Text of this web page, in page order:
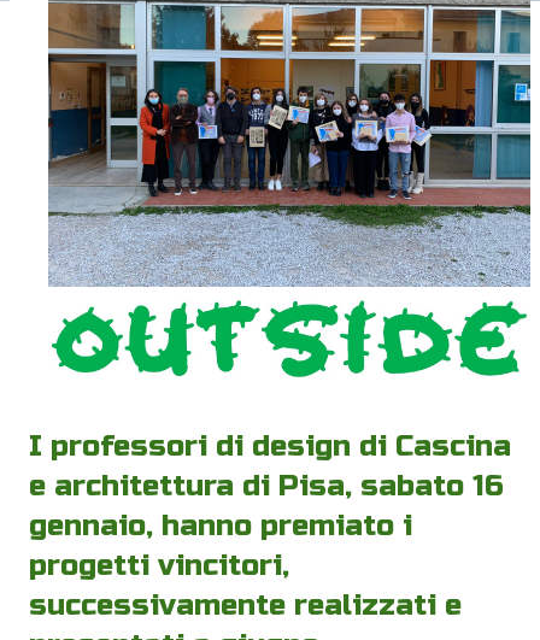
I professori di design di Cascina
e architettura di Pisa, sabato 16
gennaio, hanno premiato i
progetti vincitori,
successivamente realizzati e